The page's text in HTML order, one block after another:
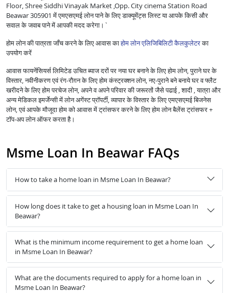
Floor, Shree Siddhi Vinayak Market ,Opp. City cinema Station Road
Beawar 305901 में एमएसएमई लोन पाने के लिए डाक्यूमेंट्स लिस्ट या आपके किसी और
सवाल के जवाब पाने में आपकी मदद करेगा।`
होम लोन की पात्रता जाँच करने के लिए आवास काहोम लोन एलिजिबिलिटी कैलकुलेटरका
उपयोग करें
आवास फायनेंसियर्स लिमिटेड उचित ब्याज दरों पर नया घर बनाने के लिए होम लोन, पुराने घर के
विस्तार, नवीनीकरण एवं रंग-रौग़न के लिए होम कंस्ट्रक्शन लोन, नए-पुराने बने बनाये घर व फ्लैट
खरीदने के लिए होम परचेज लोन, अपने व अपने परिवार की जरूरतों जैसे पढाई , शादी , यात्रा और
अन्य मेडिकल इमर्जेन्सी में लोन अगेंस्ट प्रॉपर्टी, व्यापार के विस्तार के लिए एमएसएमई बिजनेस
लोन, एवं आपके मौजूदा होम को आवास में ट्रांसफर करने के लिए होम लोन बैलेंस ट्रांसफर +
टॉप-अप लोन ऑफर करता है।
Msme Loan In Beawar FAQs
How to take a home loan in Msme Loan In Beawar?
How long does it take to get a housing loan in Msme Loan In
Beawar?
What is the minimum income requirement to get a home loan
in Msme Loan In Beawar?
What are the documents required to apply for a home loan in
Msme Loan In Beawar?